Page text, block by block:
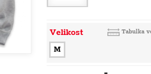
Velikost Tabulka
M